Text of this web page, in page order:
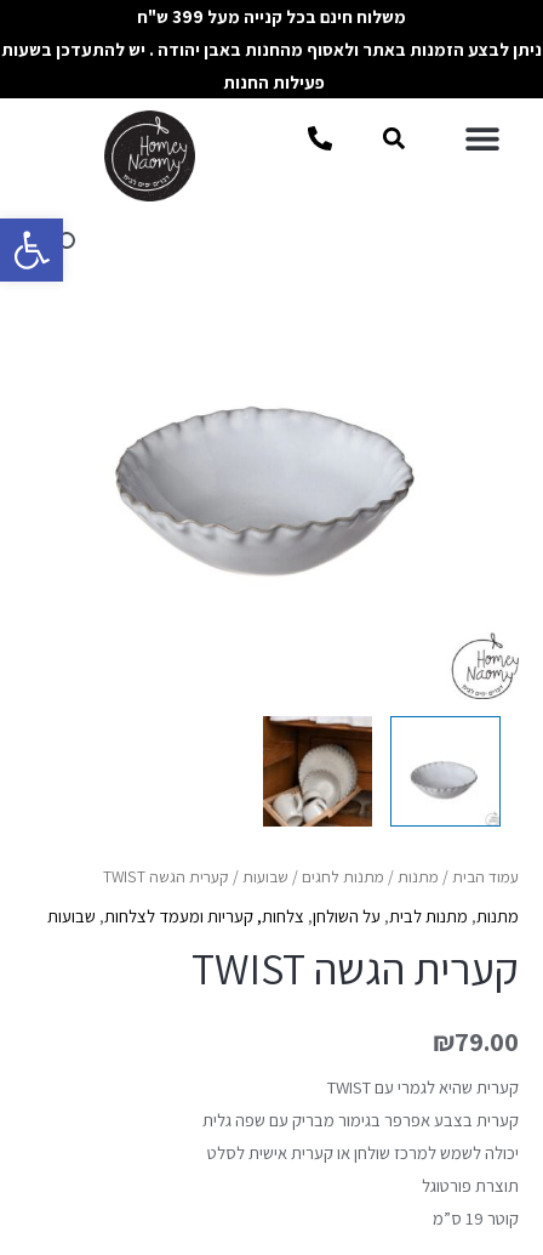
פתח
לתוכן
משלוח חינם בכל קנייה מעל 399 ש"ח
ניתן לבצע הזמנות באתר ולאסוף מהחנות באבן יהודה . יש להתעדכן בשעות
פעילות החנות
תפריטחיפוש
עמוד הבית/ מתנות/ מתנות לחגים / שבועות/ קערית הגשה TWIST
מתנות, מתנות לבית, על השולחן, צלחות, קעריות ומעמד לצלחות, שבועות
קערית הגשה TWIST
₪79.00
קערית שהיא לגמרי עם TWIST
קערית בצבע אפרפר בגימור מבריק עם שפה גלית
יכולה לשמש למרכז שולחן או קערית אישית לסלט
תוצרת פורטוגל
קוטר 19 ס”מ